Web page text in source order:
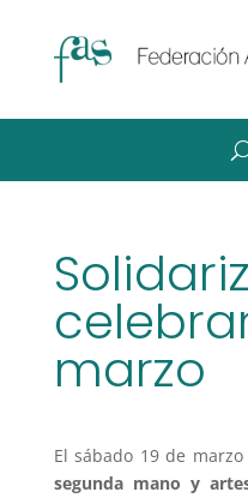
marzo
El sábado 19 de
segunda mano y